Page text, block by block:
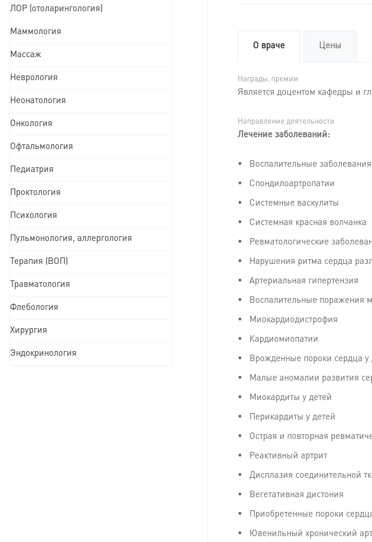
ЛОР (отоларингология)
Маммология
Массаж
Неврология
Неонатология
Онкология
Офтальмология
Педиатрия
Проктология
Психология
Пульмонология, аллергология
Терапия (ВОП)
Травматология
Флебология
Хирургия
Эндокринология
О враче Цены
Награды, премии
Является доцентом кафедры и
Направление деятельности
Лечение заболеваний:
Воспалительные
Спондилоартропатии
Системные васкулиты
Системная красная волчанка
Ревматологические
Нарушения ритма сердца
Артериальная гипертензия
Воспалительные поражения
Миокардиодистрофия
Кардиомиопатии
Врожденные пороки сердца у
Малые аномалии развития
Миокардиты у детей
Перикардиты у детей
Острая и повторная
Реактивный артрит
Дисплазия соединительной
Вегетативная дистония
Приобретенные пороки
Ювенильный хронический